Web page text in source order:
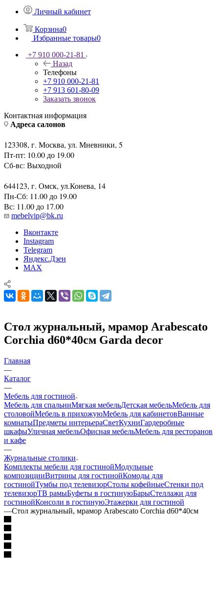
Личный кабинет
Корзина0
Избранные товары0
+7 910 000-21-81
Назад
Телефоны
+7 910 000-21-81
+7 913 601-80-09
Заказать звонок
Контактная информация
Адреса салонов
123308, г. Москва, ул. Мневники, 5
Пт-пт: 10.00 до 19.00
Сб-вс: Выходной
644123, г. Омск, ул.Конева, 14
Пн-Сб: 11.00 до 19.00
Вс: 11.00 до 17.00
mebelvip@bk.ru
Вконтакте
Instagram
Telegram
Яндекс.Дзен
MAX
Стол журнальный, мрамор Arabescato
Corchia d60*40см Garda decor
Главная
—
Каталог
—
Мебель для гостиной
Мебель для спальниМягкая мебельДетская мебельМебель для
столовойМебель в прихожуюМебель для кабинетовВанные
комнатыПредметы интерьераСветКухниГардеробные
шкафыУличная мебельОфисная мебельМебель для ресторанов
и кафе
—
Журнальные столики
Комплекты мебели для гостинойМодульные
композицииВитрины для гостинойКомоды для
гостинойТумбы под телевизорСтолы кофейныеСтенки под
телевизорТВ рамыБуфеты в гостинуюБарыСтеллажи для
гостинойКонсоли в гостинуюЭтажерки для гостиной
—Стол журнальный, мрамор Arabescato Corchia d60*40см